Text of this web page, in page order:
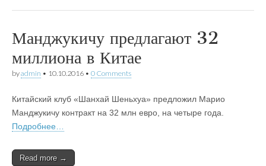
Манджукичу предлагают 32
миллиона в Китае
byadmin • 10.10.2016 • 0 Comments
Китайский клуб «Шанхай Шеньхуа» предложил Марио
Манджукичу контракт на 32 млн евро, на четыре года.
Подробнее…
Read more →